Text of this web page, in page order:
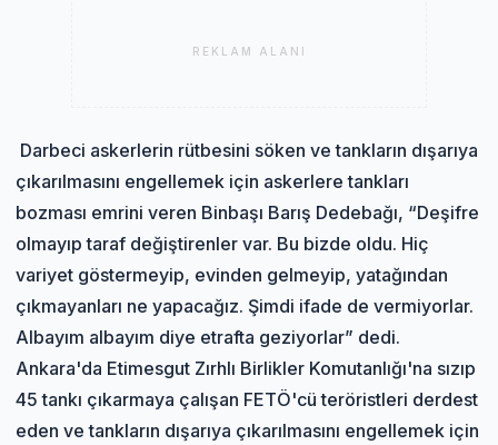
REKLAM ALANI
Darbeci askerlerin rütbesini söken ve tankların dışarıya
çıkarılmasını engellemek için askerlere tankları
bozması emrini veren Binbaşı Barış Dedebağı, “Deşifre
olmayıp taraf değiştirenler var. Bu bizde oldu. Hiç
variyet göstermeyip, evinden gelmeyip, yatağından
çıkmayanları ne yapacağız. Şimdi ifade de vermiyorlar.
Albayım albayım diye etrafta geziyorlar” dedi.
Ankara'da Etimesgut Zırhlı Birlikler Komutanlığı'na sızıp
45 tankı çıkarmaya çalışan FETÖ'cü teröristleri derdest
eden ve tankların dışarıya çıkarılmasını engellemek için